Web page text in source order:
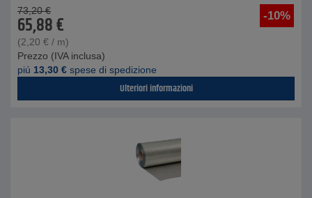
-10%
73,20 €
65,88€
(2,20 € / m)
Prezzo (IVA inclusa)
piú 13,30 € spese di spedizione
Ulteriori informazioni